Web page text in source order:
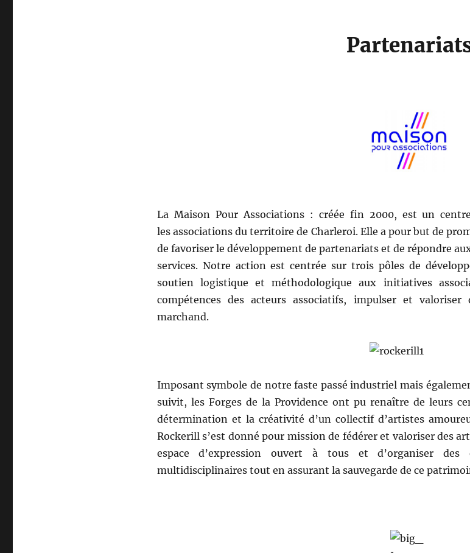
La Maison Pour Associations : créée fin 2000, est un
les associations du territoire de Charleroi. Elle a pour but de
de favoriser le développement de partenariats et de répondre
services. Notre action est centrée sur trois pôles de
soutien logistique et méthodologique aux initiatives
compétences des acteurs associatifs, impulser et
marchand.
Imposant symbole de notre faste passé industriel mais
suivit, les Forges de la Providence ont pu renaître de leurs
détermination et la créativité d’un collectif d’artistes
Rockerill s’est donné pour mission de fédérer et valoriser des
espace d’expression ouvert à tous et d’organiser des
multidisciplinaires tout en assurant la sauvegarde de ce